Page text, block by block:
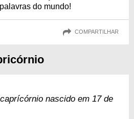
do mundo!
COMPARTILHAR
nascido em 17 de